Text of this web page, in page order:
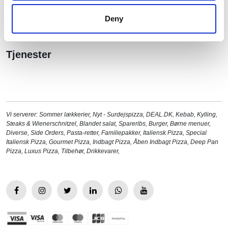
Deny
klik her og kontakt os.
Tjenester
Vi serverer: Sommer lækkerier, Nyt - Surdejspizza, DEAL.DK, Kebab, Kylling,
Steaks & Wienerschnitzel, Blandet salat, Spareribs, Burger, Børne menuer,
Diverse, Side Orders, Pasta-retter, Familiepakker, Italiensk Pizza, Special
Italiensk Pizza, Gourmet Pizza, Indbagt Pizza,Åben Indbagt Pizza, Deep Pan
Pizza, Luxus Pizza, Tilbehør, Drikkevarer,